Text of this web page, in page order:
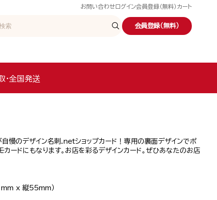
お問い合わせ ログイン会員登録（無料） カート
会員登録（無料）
・全国発送
慢のデザイン名刺.netショップカード！専用の裏面デザインでポ
カードにもなります。お店を彩るデザインカード。ぜひあなたのお店
x 縦55mm）